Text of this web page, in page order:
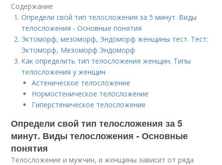
Содержание
Определи свой тип телосложения за 5 минут. Виды
телосложения - Основные понятия
Эктоморф, мезоморф, Эндоморф женщины тест. Тест:
Эктоморф, Мезоморф Эндоморф
Как определить тип телосложения женщин. Типы
телосложения у женщин
Астеническое телосложение
Нормостеническое телосложение
Гиперстеническое телосложение
Определи свой тип телосложения за 5
минут. Виды телосложения - Основные
понятия
Телосложение и мужчин, и женщины зависит от ряда